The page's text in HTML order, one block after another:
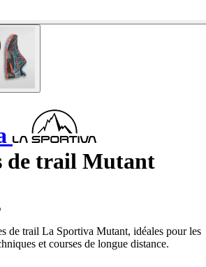
de trail Mutant
de trail La Sportiva Mutant, idéales pour les
et courses de longue distance.